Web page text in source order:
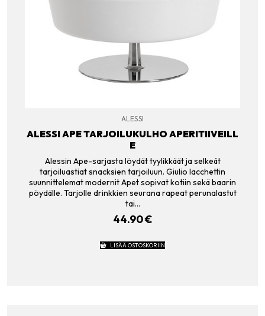
ALESSI
ALESSI APE TARJOILUKULHO APERITIIVEILL
E
Alessin Ape-sarjasta löydät tyylikkäät ja selkeät
tarjoiluastiat snacksien tarjoiluun. Giulio Iacchettin
suunnittelemat modernit Apet sopivat kotiin sekä baarin
pöydälle. Tarjolle drinkkien seurana rapeat perunalastut
tai…
44.90€
LISÄÄ OSTOSKORIIN